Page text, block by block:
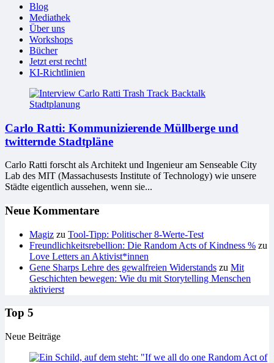
Blog
Mediathek
Über uns
Workshops
Bücher
Jetzt erst recht!
KI-Richtlinien
Carlo Ratti: Kommunizierende Müllberge und
twitternde Stadtpläne
Carlo Ratti forscht als Architekt und Ingenieur am Senseable City
Lab des MIT (Massachusests Institute of Technology) wie unsere
Städte eigentlich aussehen, wenn sie...
Neue Kommentare
Magiz zu Tool-Tipp: Politischer 8-Werte-Test
Freundlichkeitsrebellion: Die Random Acts of Kindness % zu
Love Letters an Aktivist*innen
Gene Sharps Lehre des gewalfreien Widerstands zu Mit
Geschichten bewegen: Wie du mit Storytelling Menschen
aktivierst
Top 5
Neue Beiträge